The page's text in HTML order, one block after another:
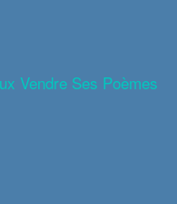
Vendre Ses Poèmes